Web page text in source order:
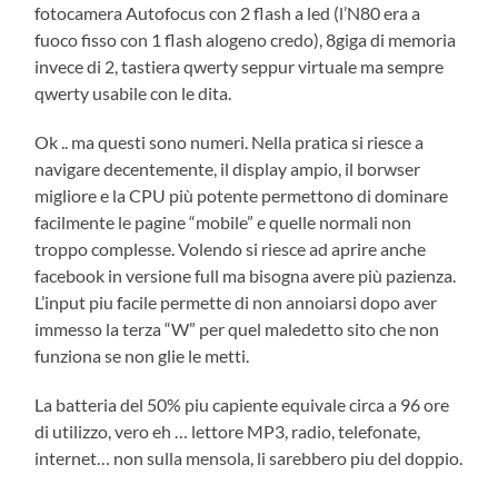
fotocamera Autofocus con 2 flash a led (l’N80 era a
fuoco fisso con 1 flash alogeno credo), 8giga di memoria
invece di 2, tastiera qwerty seppur virtuale ma sempre
qwerty usabile con le dita.
Ok .. ma questi sono numeri. Nella pratica si riesce a
navigare decentemente, il display ampio, il borwser
migliore e la CPU più potente permettono di dominare
facilmente le pagine “mobile” e quelle normali non
troppo complesse. Volendo si riesce ad aprire anche
facebook in versione full ma bisogna avere più pazienza.
L’input piu facile permette di non annoiarsi dopo aver
immesso la terza “W” per quel maledetto sito che non
funziona se non glie le metti.
La batteria del 50% piu capiente equivale circa a 96 ore
di utilizzo, vero eh … lettore MP3, radio, telefonate,
internet… non sulla mensola, li sarebbero piu del doppio.